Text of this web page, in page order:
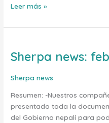
Leer más »
Sherpa news:
Sherpa news
Resumen: -Nuestros
presentado toda la
del Gobierno nepalí para
Sherpa
febrero
2023